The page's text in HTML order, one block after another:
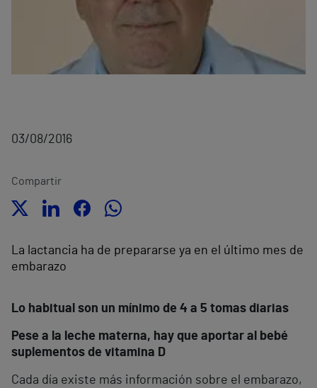
03/08/2016
Compartir
La lactancia ha de prepararse ya en el último mes de
embarazo
Lo habitual son un mínimo de 4 a 5 tomas diarias
Pese a la leche materna, hay que aportar al bebé
suplementos de vitamina D
Cada día existe más información sobre el embarazo,